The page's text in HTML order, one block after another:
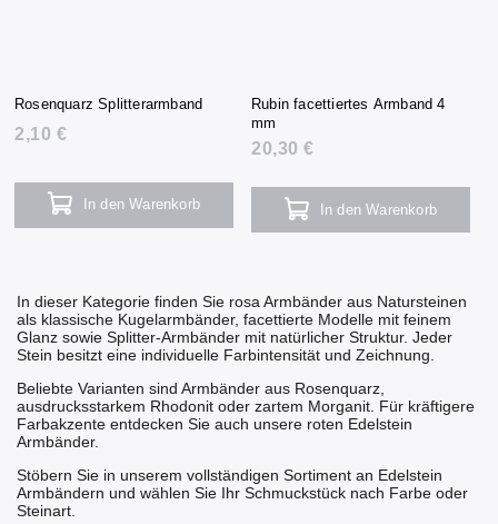
Rosenquarz Splitterarmband
2,10 €
In den Warenkorb
Rubin facettiertes Armband 4
mm
20,30 €
In den Warenkorb
In dieser Kategorie finden Sie rosa Armbänder aus Natursteinen
als klassische Kugelarmbänder, facettierte Modelle mit feinem
Glanz sowie Splitter-Armbänder mit natürlicher Struktur. Jeder
Stein besitzt eine individuelle Farbintensität und Zeichnung.
Beliebte Varianten sind Armbänder aus Rosenquarz
ausdrucksstarkem Rhodonit oder zartem Morganit . Für kräftigere
Farbakzente entdecken Sie auch unsere roten Edelstein
Armbänder.
Stöbern Sie in unserem vollständigen Sortiment an Edelstein
Armbändern und wählen Sie Ihr Schmuckstück nach Farbe oder
Steinart.